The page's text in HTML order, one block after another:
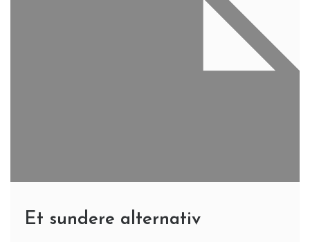
Et sundere alternativ